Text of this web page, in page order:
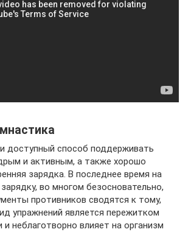
доступный способ поддерживать
и активным, а также хорошо
зарядка. В последнее время на
во многом безосновательно,
противников сводятся к тому,
упражнений является пережитком
и неблаготворно влияет на организм